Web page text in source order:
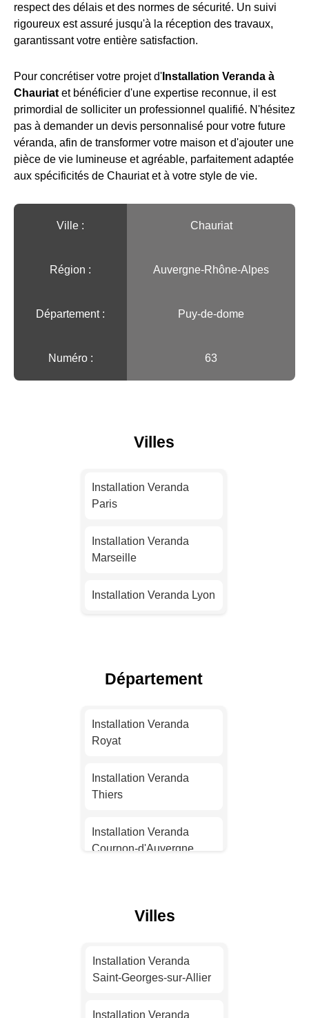
respect des délais et des normes de sécurité. Un suivi
rigoureux est assuré jusqu'à la réception des travaux,
garantissant votre entière satisfaction.
Pour concrétiser votre projet d' Installation Veranda à
Chauriat et bénéficier d'une expertise reconnue, il est
primordial de solliciter un professionnel qualifié. N'hésitez
pas à demander un devis personnalisé pour votre future
véranda, afin de transformer votre maison et d'ajouter une
pièce de vie lumineuse et agréable, parfaitement adaptée
aux spécificités de Chauriat et à votre style de vie.
Ville :️ Chauriat
Région :️ Auvergne-Rhône-Alpes
Département : Puy-de-dome
Numéro : 63
Villes
Installation Veranda
Paris
Installation Veranda
Marseille
Installation Veranda Lyon
Installation Veranda Nice
Installation Veranda
Nantes
Installation Veranda
Strasbourg
Installation Veranda
Montpellier
Installation Veranda
Département
Installation Veranda
Royat
Installation Veranda
Thiers
Installation Veranda
Cournon-d'Auvergne
Cébazat
Ambert
Villes
Installation Veranda
Saint-Georges-sur-Allier
Installation Veranda